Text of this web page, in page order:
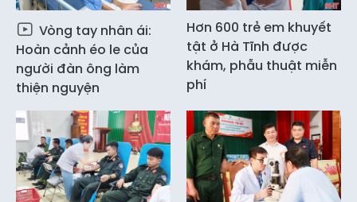
Vòng tay nhân ái:
Hoàn cảnh éo le của
người đàn ông làm
thiện nguyện
Hơn 600 trẻ em khuyết
tật ở Hà Tĩnh được
khám, phẫu thuật miễn
phí